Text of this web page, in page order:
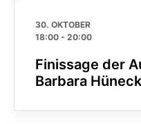
30. OKTOBER
18:00 - 20:00
Finissage der
Barbara